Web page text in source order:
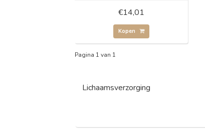
€14,01
Kopen
Pagina 1 van 1
Lichaamsverzorging